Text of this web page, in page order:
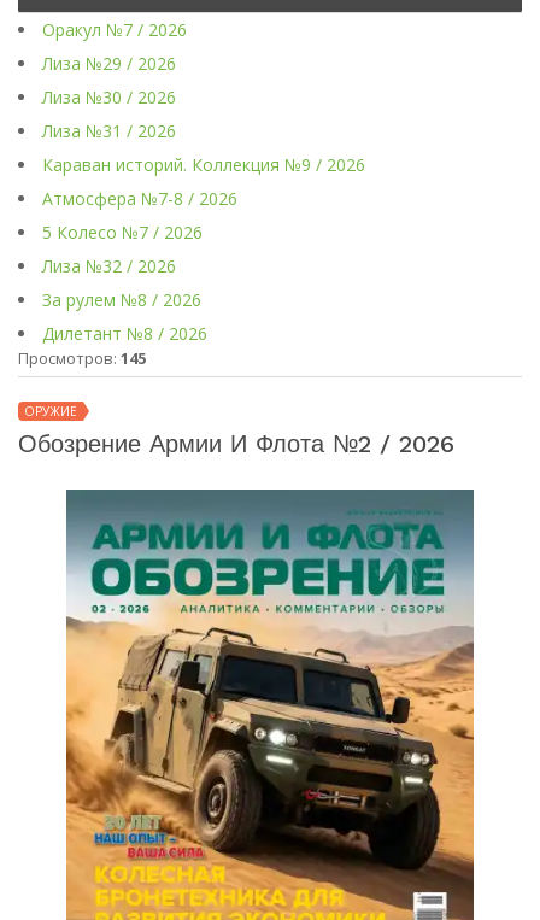
Оракул №7 / 2026
Лиза №29 / 2026
Лиза №30 / 2026
Лиза №31 / 2026
Караван историй. Коллекция №9 / 2026
Атмосфера №7-8 / 2026
5 Колесо №7 / 2026
Лиза №32 / 2026
За рулем №8 / 2026
Дилетант №8 / 2026
Просмотров: 145
ОРУЖИЕ
Обозрение Армии И Флота №2 / 2026